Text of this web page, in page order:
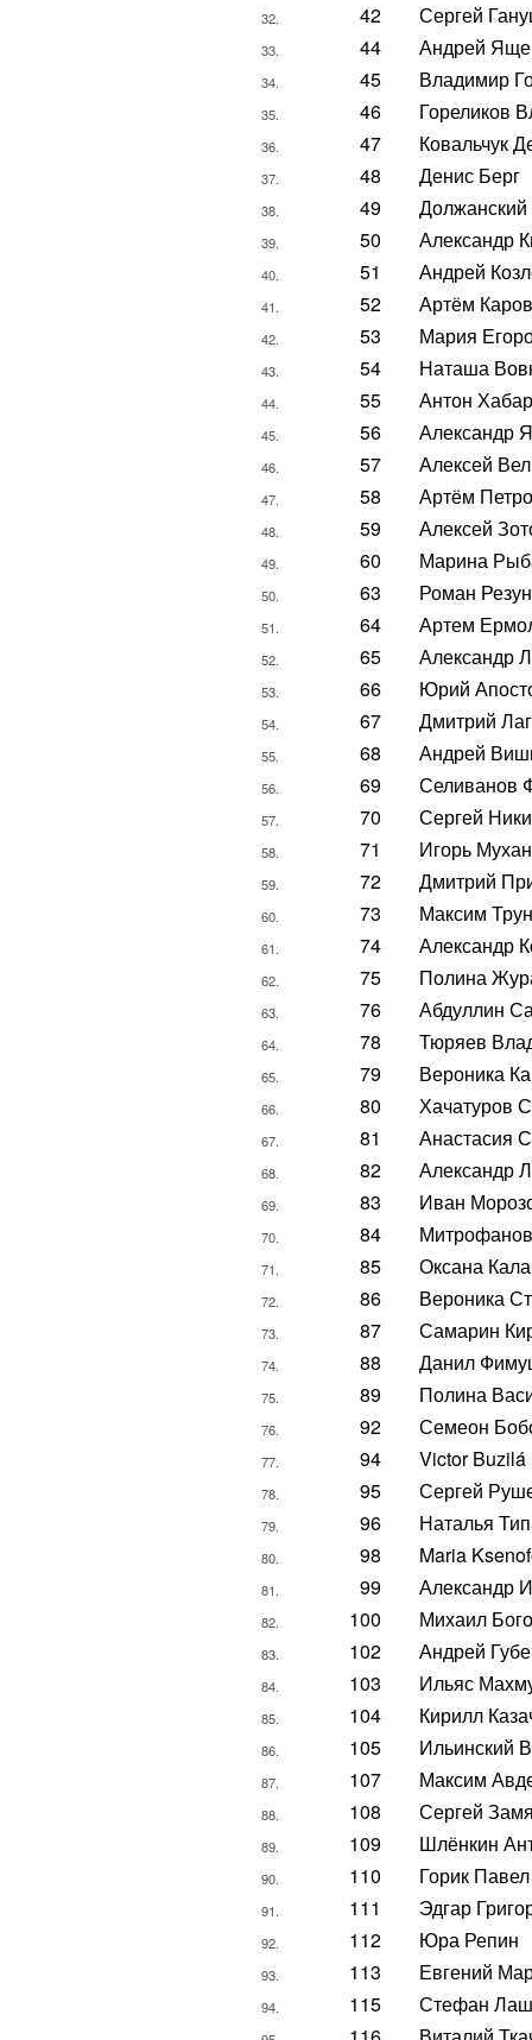
32. 42 Сергей
33. 44 Андрей
34. 45 Владимир
35. 46 Гореликов
36. 47 Ковальчук
37. 48 Денис Берг
38. 49 Должанский
39. 50 Александр
40. 51 Андрей
41. 52 Артём
42. 53 Мария
43. 54 Наташа
44. 55 Антон
45. 56 Александр
46. 57 Алексей
47. 58 Артём
48. 59 Алексей
49. 60 Марина
50. 63 Роман
51. 64 Артем
52. 65 Александр
53. 66 Юрий
54. 67 Дмитрий
55. 68 Андрей
56. 69 Селиванов
57. 70 Сергей
58. 71 Игорь
59. 72 Дмитрий
60. 73 Максим
61. 74 Александр
62. 75 Полина
63. 76 Абдуллин
64. 78 Тюряев
65. 79 Вероника
66. 80 Хачатуров
67. 81 Анастасия
68. 82 Александр
69. 83 Иван
70. 84
71. 85 Оксана
72. 86 Вероника
73. 87 Самарин
74. 88 Данил
75. 89 Полина
76. 92 Семеон
77. 94 Victor Buzilá
78. 95 Сергей
79. 96 Наталья
80. 98 Maria
81. 99 Александр
82. 100 Михаил
83. 102 Андрей
84. 103 Ильяс
85. 104 Кирилл
86. 105 Ильинский
87. 107 Максим
88. 108 Сергей
89. 109 Шлёнкин
90. 110 Горик Павел
91. 111 Эдгар
92. 112 Юра Репин
93. 113 Евгений
94. 115 Стефан